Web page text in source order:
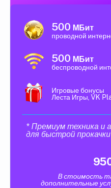
500 МБит
проводной
500 МБит
беспроводной
Игровые бонусы
Леста Игры, VK
* Премиум техника и
для быстрой прокачки
В стоимость
дополнительные